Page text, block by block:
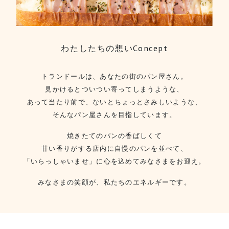
わたしたちの想いConcept
トランドールは、あなたの街のパン屋さん。
見かけるとついつい寄ってしまうような、
あって当たり前で、ないとちょっとさみしいような、
そんなパン屋さんを目指しています。
焼きたてのパンの香ばしくて
甘い香りがする店内に自慢のパンを並べて、
「いらっしゃいませ」に心を込めてみなさまをお迎え。
みなさまの笑顔が、私たちのエネルギーです。